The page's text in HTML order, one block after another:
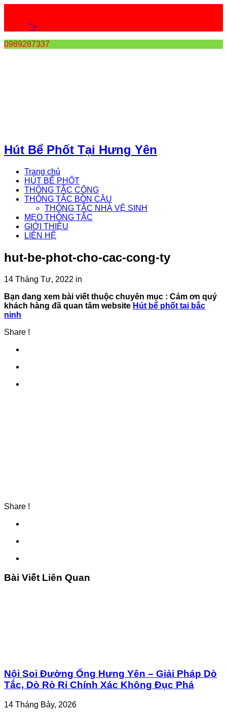
">
0989287337
Hút Bể Phốt Tại Hưng Yên
Trang chủ
HÚT BỂ PHỐT
THÔNG TẮC CỐNG
THÔNG TẮC BỒN CẦU
THÔNG TẮC NHÀ VỆ SINH
MẸO THÔNG TẮC
GIỚI THIỆU
LIÊN HỆ
hut-be-phot-cho-cac-cong-ty
14 Tháng Tư, 2022 in
Bạn đang xem bài viết thuộc chuyên mục : Cám ơn quý
khách hàng đã quan tâm website Hút bể phốt tại bắc
ninh
Share !
Share !
Bài Viết Liên Quan
Nội Soi Đường Ống Hưng Yên – Giải Pháp Dò
Tắc, Dò Rò Rỉ Chính Xác Không Đục Phá
14 Tháng Bảy, 2026